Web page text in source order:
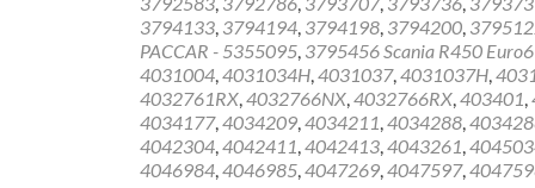
3794133, 3794194, 3794198, 3794200,
PACCAR - 5355095, 3795456 Scania R450
4031004,4031034H,4031037,4031037H,
4032761RX,4032766NX,4032766RX,403401,
4034177,4034209,4034211,4034288,
4042304,4042411,4042413,4043261,
4046984,4046985,4047269,4047597,